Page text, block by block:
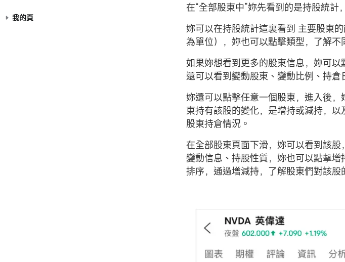
我的頁
在“全部股東中”妳先看到的是持股統計
妳可以在持股統計這裏看到 主要股東
為單位），妳也可以點擊類型，了解不
如果妳想看到更多的股東信息，妳可
還可以看到變動股東、變動比例、持倉
妳還可以點擊任意一個股東，進入後
東持有該股的變化，是增持或減持，
股東持倉情況。
在全部股東頁面下滑，妳可以看到該
變動信息、持股性質，妳也可以點擊
排序，通過增減持，了解股東們對該股